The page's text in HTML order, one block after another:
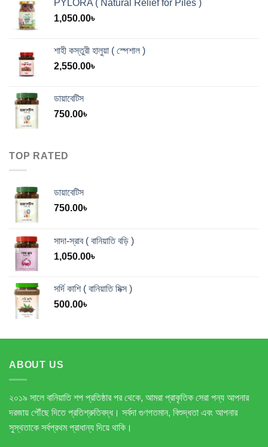
through
PYLORA ( Natural Relief for Piles )
1,050.00৳
শাহী কস্তুরী হালুয়া ( স্পেশাল )
2,550.00৳
ডায়াবেটিস
750.00৳
TOP RATED
ডায়াবেটিস
750.00৳
সাদা-স্রাব ( বানিয়াতি বড়ি )
1,050.00৳
সর্দি কাশি ( বানিয়াতি মিক্স )
500.00৳
ABOUT US
২০১৯ সালে বানিয়াতি শপ প্রতিষ্ঠার পর থেকে, আমরা প্রাকৃতিক সেরা পন্য আপনার
দরজায় পৌঁছে দিতে প্রতিশ্রুতিবদ্ধ। সর্বদা গুণগতমান, বিশুদ্ধতা এবং আপনার
সুস্থতাকে সর্বপ্রথম প্রাধান্য দিয়ে থাকি।